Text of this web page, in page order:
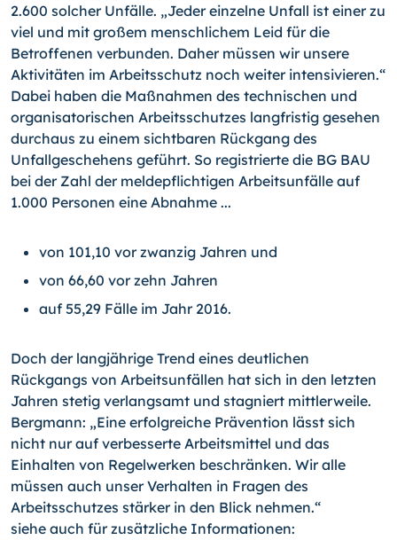
2.600 solcher Unfälle. „Jeder einzelne Unfall ist einer zu
viel und mit großem menschlichem Leid für die
Betroffenen verbunden. Daher müssen wir unsere
Aktivitäten im Arbeitsschutz noch weiter intensivieren.“
Dabei haben die Maßnahmen des technischen und
organisatorischen Arbeitsschutzes langfristig gesehen
durchaus zu einem sichtbaren Rückgang des
Unfallgeschehens geführt. So registrierte die BG BAU
bei der Zahl der meldepflichtigen Arbeitsunfälle auf
1.000 Personen eine Abnahme ...
von 101,10 vor zwanzig Jahren und
von 66,60 vor zehn Jahren
auf 55,29 Fälle im Jahr 2016.
Doch der langjährige Trend eines deutlichen
Rückgangs von Arbeitsunfällen hat sich in den letzten
Jahren stetig verlangsamt und stagniert mittlerweile.
Bergmann: „Eine erfolgreiche Prävention lässt sich
nicht nur auf verbesserte Arbeitsmittel und das
Einhalten von Regelwerken beschränken. Wir alle
müssen auch unser Verhalten in Fragen des
Arbeitsschutzes stärker in den Blick nehmen.“
siehe auch für zusätzliche Informationen: